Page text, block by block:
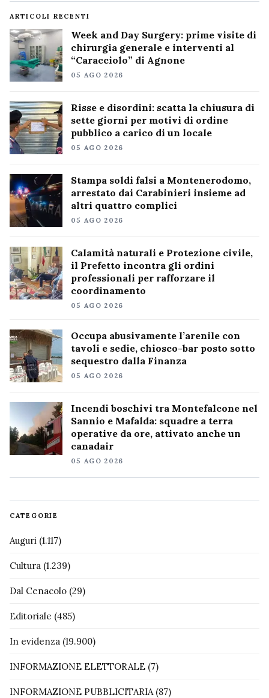
ARTICOLI RECENTI
Week and Day Surgery: prime visite di
chirurgia generale e interventi al
“Caracciolo” di Agnone
05 AGO 2026
Risse e disordini: scatta la chiusura di
sette giorni per motivi di ordine
pubblico a carico di un locale
05 AGO 2026
Stampa soldi falsi a Montenerodomo,
arrestato dai Carabinieri insieme ad
altri quattro complici
05 AGO 2026
Calamità naturali e Protezione civile,
il Prefetto incontra gli ordini
professionali per rafforzare il
coordinamento
05 AGO 2026
Occupa abusivamente l’arenile con
tavoli e sedie, chiosco-bar posto sotto
sequestro dalla Finanza
05 AGO 2026
Incendi boschivi tra Montefalcone nel
Sannio e Mafalda: squadre a terra
operative da ore, attivato anche un
canadair
05 AGO 2026
CATEGORIE
Auguri (1.117)
Cultura (1.239)
Dal Cenacolo (29)
Editoriale (485)
In evidenza (19.900)
INFORMAZIONE ELETTORALE (7)
INFORMAZIONE PUBBLICITARIA (87)